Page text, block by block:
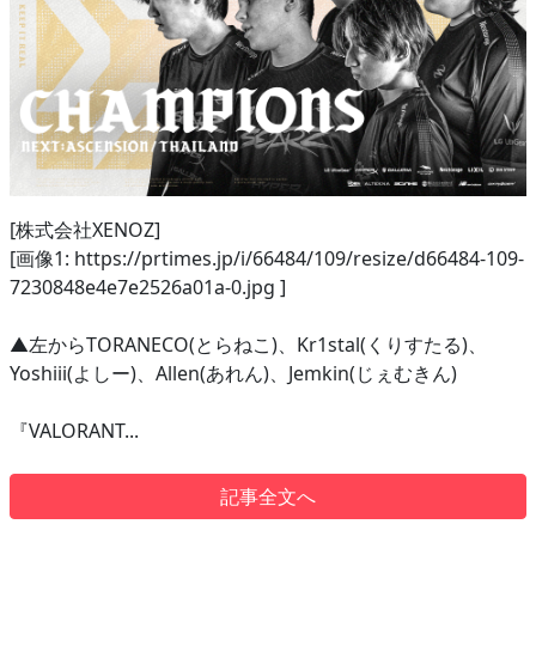
[株式会社XENOZ]
[画像1: https://prtimes.jp/i/66484/109/resize/d66484-109-
7230848e4e7e2526a01a-0.jpg ]
▲左からTORANECO(とらねこ)、Kr1stal(くりすたる)、
Yoshiii(よしー)、Allen(あれん)、Jemkin(じぇむきん)
『VALORANT...
記事全文へ